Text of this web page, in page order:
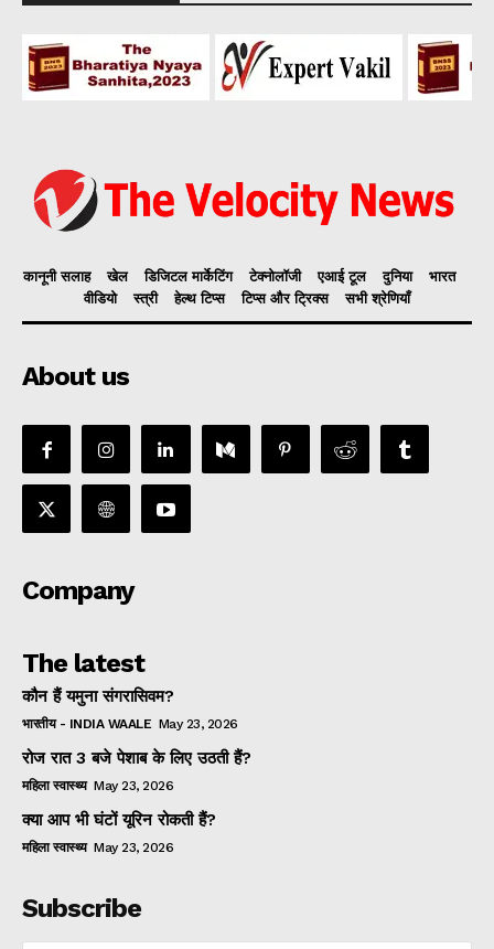
कानूनी सलाह खेल डिजिटल मार्केटिंग टेक्नोलॉजी एआई टूल दुनिया
भारत
वीडियो
स्त्री हेल्थ टिप्स टिप्स और ट्रिक्स सभी श्रेणियाँ
About us
Company
The latest
कौन हैं यमुना संगरासिवम?
भारतीय - INDIA WAALE May 23, 2026
रोज रात 3 बजे पेशाब के लिए उठती हैं?
महिला स्वास्थ्य May 23, 2026
क्या आप भी घंटों यूरिन रोकती हैं?
महिला स्वास्थ्य May 23, 2026
Subscribe